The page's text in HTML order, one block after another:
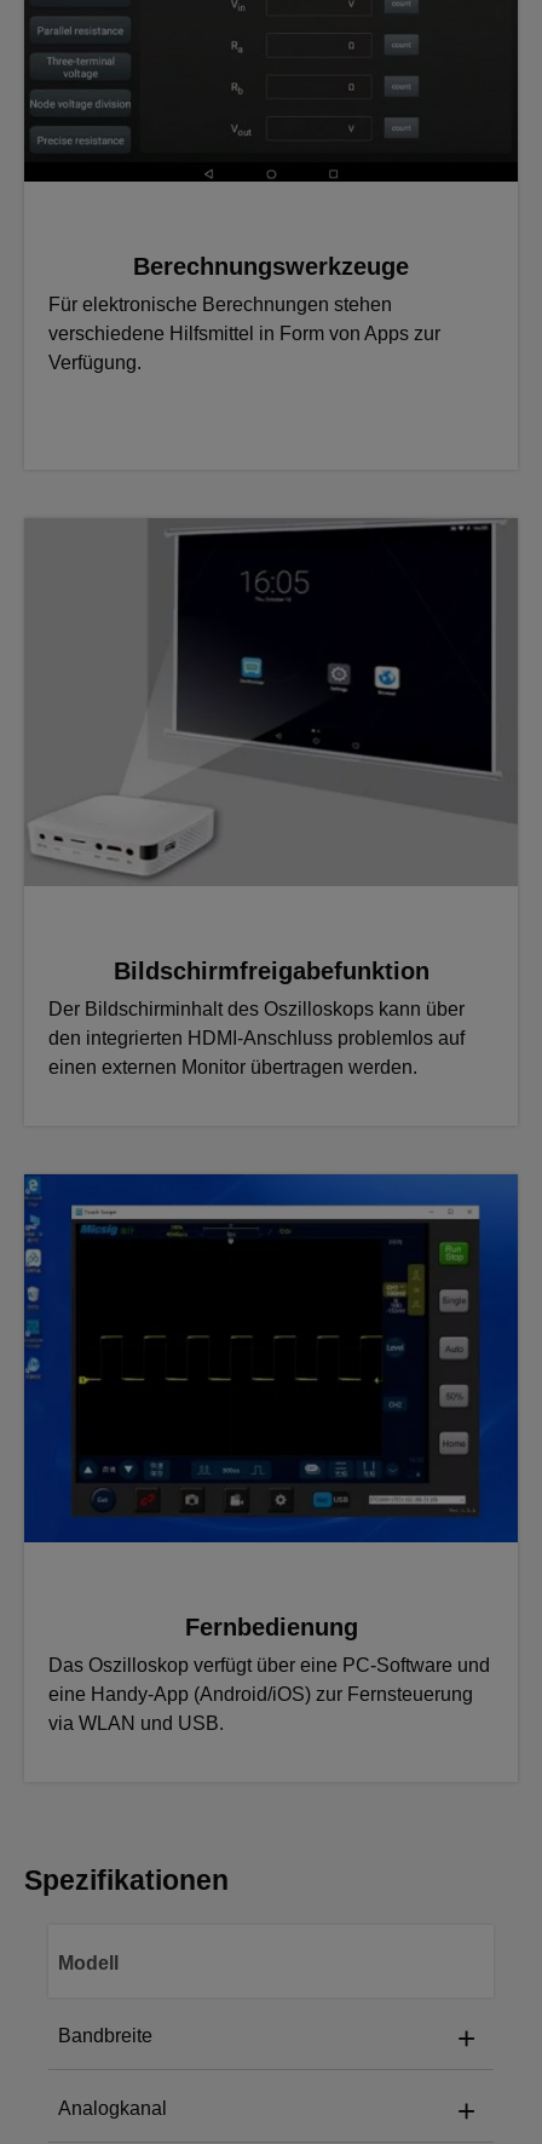
Berechnungswerkzeuge
Für elektronische Berechnungen stehen
verschiedene Hilfsmittel in Form von Apps zur
Verfügung.
Bildschirmfreigabefunktion
Der Bildschirminhalt des Oszilloskops kann über
den integrierten HDMI-Anschluss problemlos auf
einen externen Monitor übertragen werden.
Fernbedienung
Das Oszilloskop verfügt über eine PC-Software und
eine Handy-App (Android/iOS) zur Fernsteuerung
via WLAN und USB.
Spezifikationen
Modell
Bandbreite
ATO3004:
+
Analogkanal +